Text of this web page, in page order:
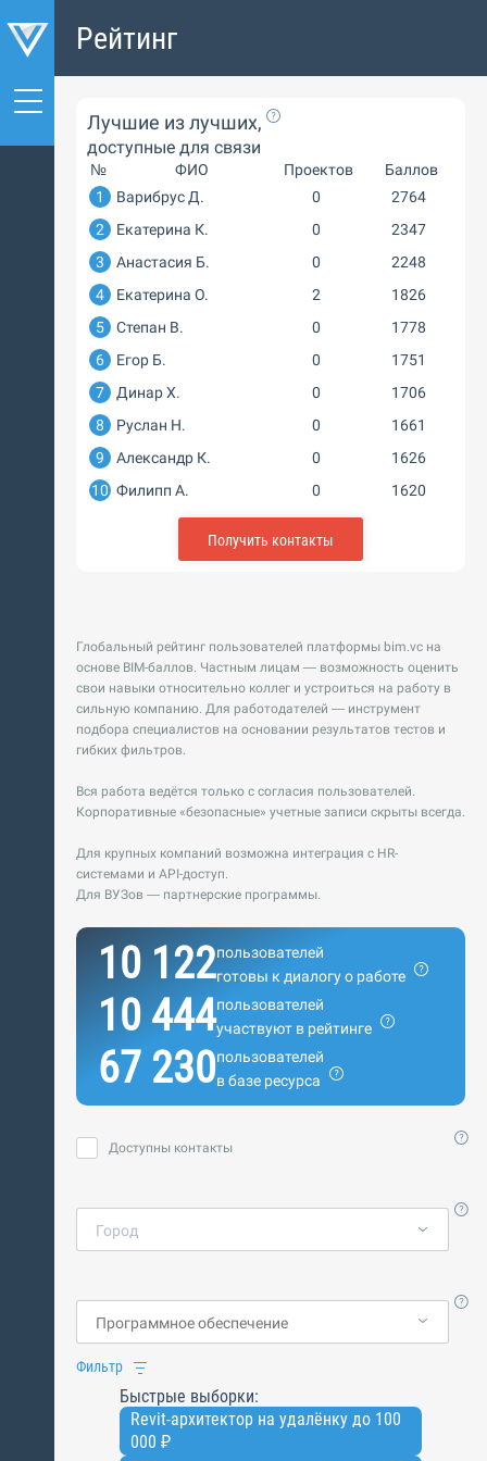
Рейтинг
Глобальный рейтинг пользователей платформы bim.vc на
основе BIM-баллов. Частным лицам — возможность оценить
свои навыки относительно коллег и устроиться на работу в
сильную компанию. Для работодателей — инструмент
подбора специалистов на основании результатов тестов и
гибких фильтров.
Вся работа ведётся только с согласия пользователей.
Корпоративные «безопасные» учетные записи скрыты всегда.
Для крупных компаний возможна интеграция с HR-
системами и API-доступ.
Для ВУЗов — партнерские программы.
10 122пользователей
готовы к диалогу о работе
10 444пользователей
участвуют в рейтинге
67 230пользователей
в базе ресурса
Доступны контакты
Город
Фильтр
Быстрые выборки:
Revit-архитектор на удалёнку до 100
000 ₽
Лучшие из лучших,
доступные для связи
№ ФИО Проектов
Баллов
1
Варибрус Д. 0
2764
2
Екатерина К. 0
2347
3
Анастасия Б. 0
2248
4
Екатерина О. 2
1826
5
Степан В. 0
1778
6
Егор Б. 0
1751
7
Динар Х. 0
1706
8
Руслан Н. 0
1661
9
Александр К. 0
1626
10 Филипп А. 0 1620
Получить контакты